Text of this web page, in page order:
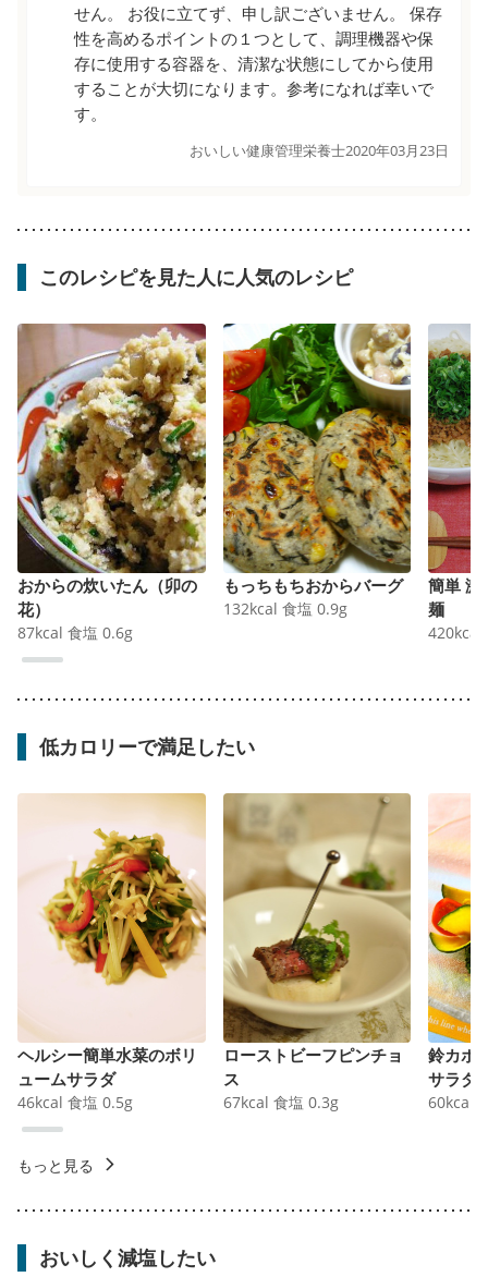
せん。 お役に立てず、申し訳ございません。 保存
性を高めるポイントの１つとして、調理機器や保
存に使用する容器を、清潔な状態にしてから使用
することが大切になります。参考になれば幸いで
す。
おいしい健康管理栄養士2020年03月23日
このレシピを見た人に人気のレシピ
おからの炊いたん（卯の
花）
87kcal 食塩 0.6g
もっちもちおからバーグ
132kcal 食塩 0.9g
簡単 激
麺
420kcal
低カロリーで満足したい
ヘルシー簡単水菜のボリ
ュームサラダ
46kcal 食塩 0.5g
ローストビーフピンチョ
ス
67kcal 食塩 0.3g
鈴カボ
サラダ
60kcal
もっと見る
おいしく減塩したい